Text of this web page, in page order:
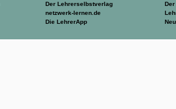
Der Lehrerselbstverlag
netzwerk-lernen.de
Die LehrerApp